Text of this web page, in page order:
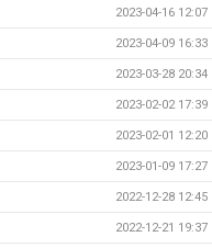
2023-04-16 12:07
2023-04-09 16:33
2023-03-28 20:34
2023-02-02 17:39
2023-02-01 12:20
2023-01-09 17:27
2022-12-28 12:45
2022-12-21 19:37